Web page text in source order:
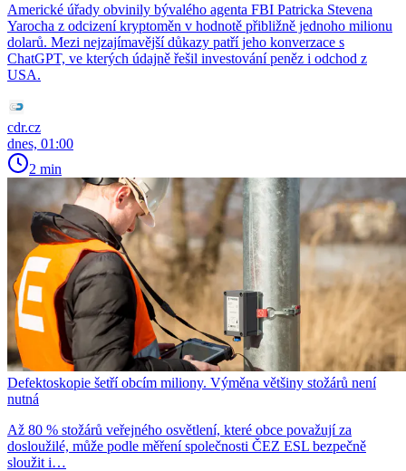
Americké úřady obvinily bývalého agenta FBI Patricka Stevena
Yarocha z odcizení kryptoměn v hodnotě přibližně jednoho milionu
dolarů. Mezi nejzajímavější důkazy patří jeho konverzace s
ChatGPT, ve kterých údajně řešil investování peněz i odchod z
USA.
cdr.cz
dnes, 01:00
2 min
Defektoskopie šetří obcím miliony. Výměna většiny stožárů není
nutná
Až 80 % stožárů veřejného osvětlení, které obce považují za
dosloužilé, může podle měření společnosti ČEZ ESL bezpečně
sloužit i…